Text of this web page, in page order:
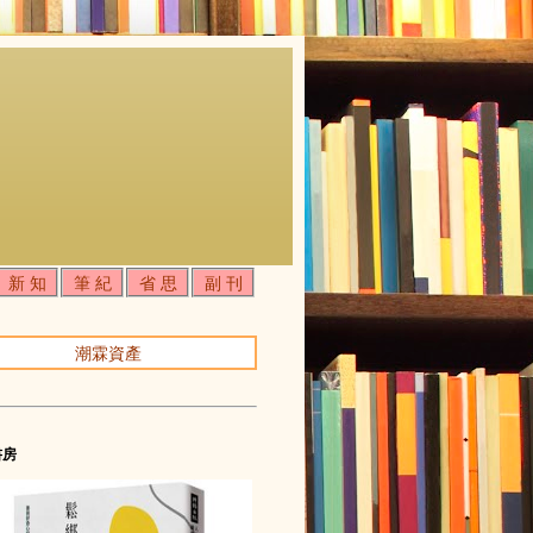
新 知 筆 紀 省 思 副 刊
潮霖資產